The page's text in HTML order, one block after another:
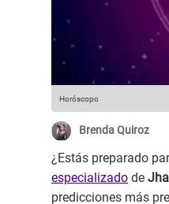
Horóscopo
Brenda Quiroz
¿Estás preparado
especializado de
predicciones más